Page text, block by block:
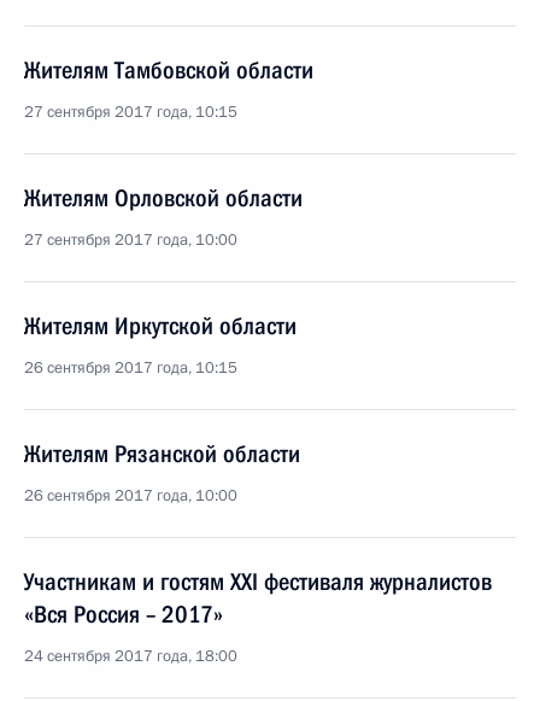
Жителям Тамбовской области
27 сентября 2017 года, 10:15
Жителям Орловской области
27 сентября 2017 года, 10:00
Жителям Иркутской области
26 сентября 2017 года, 10:15
Жителям Рязанской области
26 сентября 2017 года, 10:00
Участникам и гостям XXI фестиваля журналистов
«Вся Россия – 2017»
24 сентября 2017 года, 18:00